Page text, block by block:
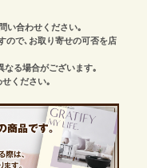
い合わせください｡
ので､お取り寄せの可否を店
る場合がございます｡
ください｡